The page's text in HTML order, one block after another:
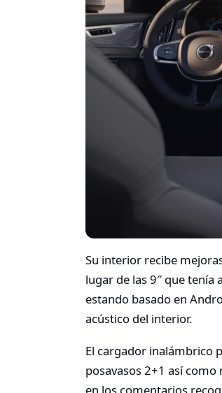
Su interior recibe
lugar de las 9″ que
estando basado en
acústico del interior.
El cargador inalámbrico
posavasos 2+1 así
en los comentarios